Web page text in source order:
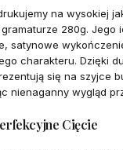
na wysokiej
280g. Jego
satynowe
charakteru. Dzięki
się na szyjce
nienaganny wygląd
Cięcie